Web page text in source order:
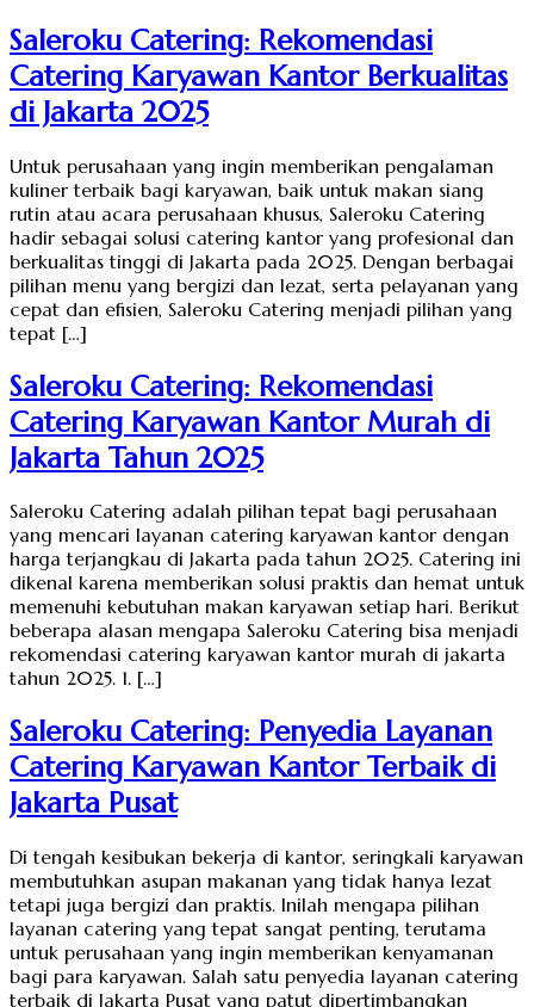
Saleroku Catering: Rekomendasi
Catering Karyawan Kantor Berkualitas
di Jakarta 2025
Untuk perusahaan yang ingin memberikan pengalaman
kuliner terbaik bagi karyawan, baik untuk makan siang
rutin atau acara perusahaan khusus, Saleroku Catering
hadir sebagai solusi catering kantor yang profesional dan
berkualitas tinggi di Jakarta pada 2025. Dengan berbagai
pilihan menu yang bergizi dan lezat, serta pelayanan yang
cepat dan efisien, Saleroku Catering menjadi pilihan yang
tepat […]
Saleroku Catering: Rekomendasi
Catering Karyawan Kantor Murah di
Jakarta Tahun 2025
Saleroku Catering adalah pilihan tepat bagi perusahaan
yang mencari layanan catering karyawan kantor dengan
harga terjangkau di Jakarta pada tahun 2025. Catering ini
dikenal karena memberikan solusi praktis dan hemat untuk
memenuhi kebutuhan makan karyawan setiap hari. Berikut
beberapa alasan mengapa Saleroku Catering bisa menjadi
rekomendasi catering karyawan kantor murah di jakarta
tahun 2025. 1. […]
Saleroku Catering: Penyedia Layanan
Catering Karyawan Kantor Terbaik di
Jakarta Pusat
Di tengah kesibukan bekerja di kantor, seringkali karyawan
membutuhkan asupan makanan yang tidak hanya lezat
tetapi juga bergizi dan praktis. Inilah mengapa pilihan
layanan catering yang tepat sangat penting, terutama
untuk perusahaan yang ingin memberikan kenyamanan
bagi para karyawan. Salah satu penyedia layanan catering
terbaik di Jakarta Pusat yang patut dipertimbangkan